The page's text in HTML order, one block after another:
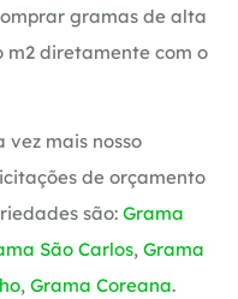
gramas de alta
m2 diretamente com o
mais nosso
de orçamento
são: Grama
São Carlos, Grama
, Grama Coreana.